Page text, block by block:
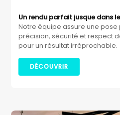
Un rendu parfait jusque dans
Notre équipe assure une pose
précision, sécurité et respect
pour un résultat irréprochable.
DÉCOUVRIR